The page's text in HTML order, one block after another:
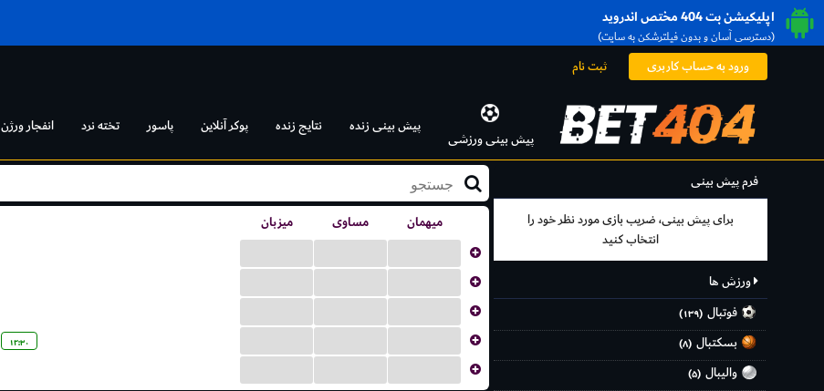
اپلیکیشن بت 404 مختص اندروید
(دسترسی آسان و بدون فیلترشکن به سایت)
ورود به حساب کاربری ثبت نام
پیش بینی ورزشی
پیش بینی زنده نتایج زنده پوکر آنلاین پاسور تخته نرد انفجار ورژن ۱
فرم پیش بینی
برای پیش بینی، ضریب بازی مورد نظر خود را
انتخاب کنید
ورزش ها
فوتبال (۱۳۹)
بسکتبال (۸)
والیبال (۵)
میزبان مساوی میهمان
۱۲:۳۰